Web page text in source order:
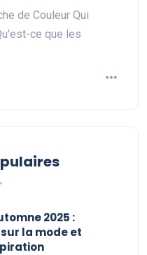
de Couleur Qui
ce que les
2025 :
la mode et